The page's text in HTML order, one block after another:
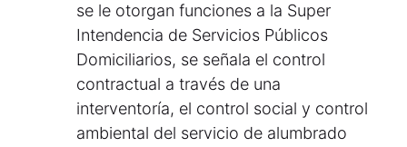
se le otorgan funciones a la Super
Intendencia de Servicios Públicos
Domiciliarios, se señala el control
contractual a través de una
interventoría, el control social y control
ambiental del servicio de alumbrado